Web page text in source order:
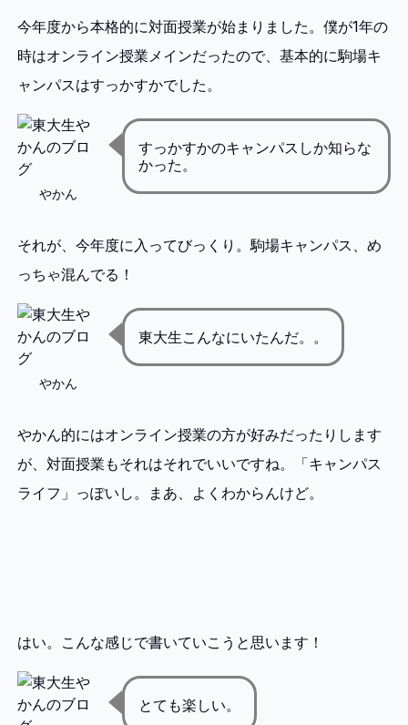
今年度から本格的に対面授業が始まりました。僕が1年の
時はオンライン授業メインだったので、基本的に駒場キ
ャンパスはすっかすかでした。
やかん
すっかすかのキャンパスしか知らな
かった。
それが、今年度に入ってびっくり。駒場キャンパス、め
っちゃ混んでる！
やかん
東大生こんなにいたんだ。。
やかん的にはオンライン授業の方が好みだったりします
が、対面授業もそれはそれでいいですね。「キャンパス
ライフ」っぽいし。まあ、よくわからんけど。
はい。こんな感じで書いていこうと思います！
とても楽しい。